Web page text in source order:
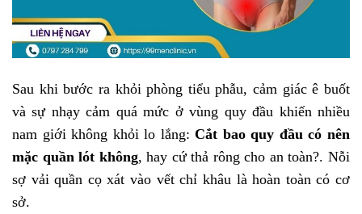
Sau khi bước ra khỏi phòng tiểu phẫu, cảm giác ê buốt
và sự nhạy cảm quá mức ở vùng quy đầu khiến nhiều
nam giới không khỏi lo lắng:Cắt bao quy đầu có nên
mặc quần lót không, hay cứ thả rông cho an toàn?. Nỗi
sợ vải quần cọ xát vào vết chỉ khâu là hoàn toàn có cơ
sở.